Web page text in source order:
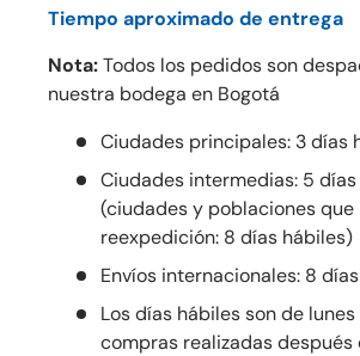
Tiempo aproximado de entrega
Nota:Todos los pedidos son
nuestra bodega en Bogotá
Ciudades principales: 3 días
Ciudades intermedias: 5
(ciudades y poblaciones que
reexpedición: 8 días hábiles)
Envíos internacionales: 8
Los días hábiles son de lunes
compras realizadas después